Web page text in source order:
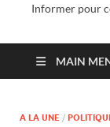
Informer pour
MAIN
A LA UNE /